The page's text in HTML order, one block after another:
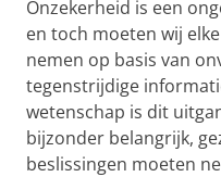
Onzekerheid is een
en toch moeten wij
nemen op basis van
tegenstrijdige
wetenschap is dit
bijzonder belangrijk,
beslissingen moeten